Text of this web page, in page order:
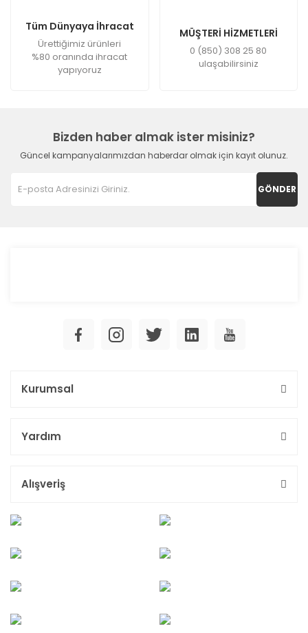
Tüm Dünyaya İhracat
Ürettiğimiz ürünleri
%80 oranında ihracat
yapıyoruz
MÜŞTERİ HİZMETLERİ
0 (850) 308 25 80
ulaşabilirsiniz
Bizden haber almak ister misiniz?
Güncel kampanyalarımızdan haberdar olmak için kayıt olunuz.
GÖNDER
Kurumsal
Yardım
Alışveriş